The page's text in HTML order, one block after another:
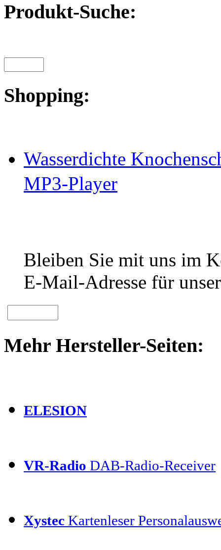
Produkt-Suche:
Shopping:
Wasserdichte
MP3-Player
Bleiben Sie mit uns im
E-Mail-Adresse für
Mehr Hersteller-Seiten:
ELESION
VR-Radio DAB-Radio-Receiver
Xystec Kartenleser